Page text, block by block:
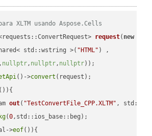
XLTM usando Aspose.Cells
request( new
std::wstring >(
"HTML" ) ,
nullptr, nullptr, nullptr))
()->convert
()){
out( "TestConvertFile_CPP.XLTM" ,
(0,std::ios_base::beg);
>eof()){